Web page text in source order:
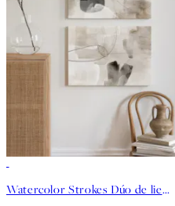
Watercolor Strokes Dúo de lienzos